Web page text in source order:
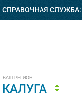
СПРАВОЧНАЯ СЛУЖБА:
ВАШ РЕГИОН:
КАЛУГА